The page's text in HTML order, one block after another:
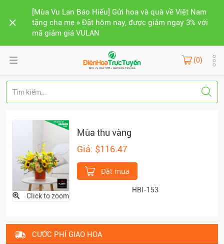
[Mùa Vu Lan Báo Hiếu] Gửi hoa và quà về Việt Nam
tặng cha mẹ » Đặt hôm nay, được giảm ngay 3% với
mã giảm giá VULAN
(0)
Click to zoom
Mùa thu vàng
Giá: $116.47
Đặt mua
HBI-153
CƯỚC PHÍ GIAO HOA